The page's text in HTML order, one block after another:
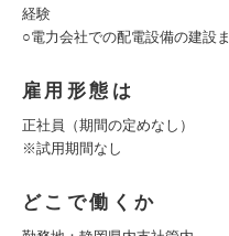
経験
○電力会社での配電設備の建設
雇用形態は
正社員（期間の定めなし）
※試用期間なし
どこで働くか